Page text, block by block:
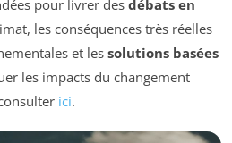
pour livrer des débats en
les conséquences très réelles
et les solutions basées
les impacts du changement
ici.